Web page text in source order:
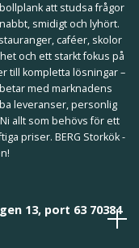
att studsa frågor
smidigt och lyhört.
caféer, skolor
och ett starkt fokus på
till kompletta lösningar –
med marknadens
leveranser, personlig
allt som behövs för ett
priser. BERG Storkök -
13, port 63 70384